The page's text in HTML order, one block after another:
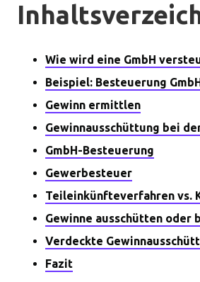
Wie wird eine GmbH
Beispiel: Besteuerung
Gewinn ermittlen
Gewinnausschüttung bei
GmbH-Besteuerung
Gewerbesteuer
Teileinkünfteverfahren vs.
Gewinne ausschütten oder
Verdeckte
Fazit